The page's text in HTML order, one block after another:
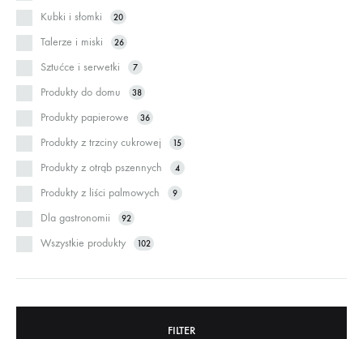
Kubki i słomki 20
Talerze i miski 26
Sztućce i serwetki 7
Produkty do domu 38
Produkty papierowe 36
Produkty z trzciny cukrowej 15
Produkty z otrąb pszennych 4
Produkty z liści palmowych 9
Dla gastronomii 92
Wszystkie produkty 102
FILTER